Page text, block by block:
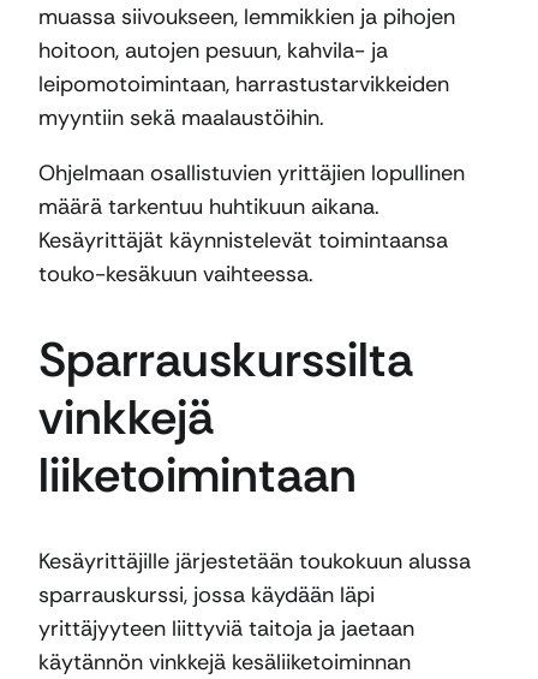
muassa siivoukseen, lemmikkien ja pihojen
hoitoon, autojen pesuun, kahvila- ja
leipomotoimintaan, harrastustarvikkeiden
myyntiin sekä maalaustöihin.
Ohjelmaan osallistuvien yrittäjien lopullinen
määrä tarkentuu huhtikuun aikana.
Kesäyrittäjät käynnistelevät toimintaansa
touko-kesäkuun vaihteessa.
Sparrauskurssilta
vinkkejä
liiketoimintaan
Kesäyrittäjille järjestetään toukokuun alussa
sparrauskurssi, jossa käydään läpi
yrittäjyyteen liittyviä taitoja ja jaetaan
käytännön vinkkejä kesäliiketoiminnan